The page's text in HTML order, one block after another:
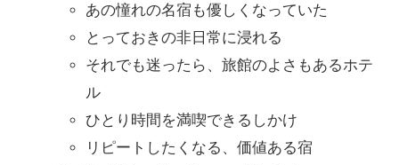
あの憧れの名宿も優しくなっていた
とっておきの非日常に浸れる
それでも迷ったら、旅館のよさもあるホテ
ル
ひとり時間を満喫できるしかけ
リピートしたくなる、価値ある宿